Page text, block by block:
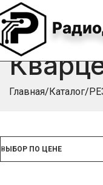
Главная Каталог
ВЫБОР ПО ЦЕНЕ